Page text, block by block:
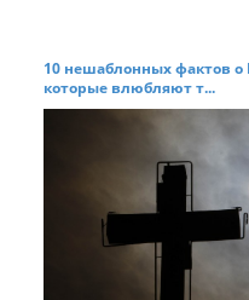
10 нешаблонных фактов о
которые влюбляют т...